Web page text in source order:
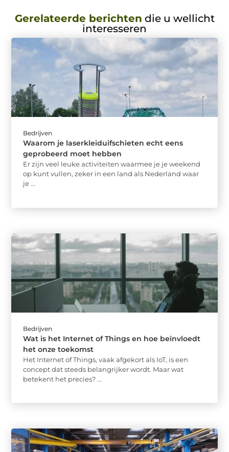
Gerelateerde berichten die u wellicht
interesseren
Bedrijven
Waarom je laserkleiduifschieten echt eens
geprobeerd moet hebben
Er zijn veel leuke activiteiten waarmee je je weekend
op kunt vullen, zeker in een land als Nederland waar
je ...
Bedrijven
Wat is het Internet of Things en hoe beïnvloedt
het onze toekomst
Het Internet of Things, vaak afgekort als IoT, is een
concept dat steeds belangrijker wordt. Maar wat
betekent het precies? ...